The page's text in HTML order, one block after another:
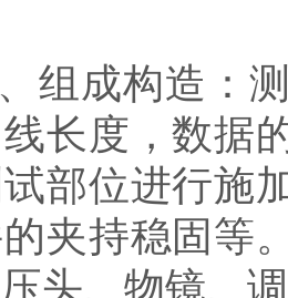
成构造：测
长度，数据
部位进行施
夹持稳固等
头、物镜、